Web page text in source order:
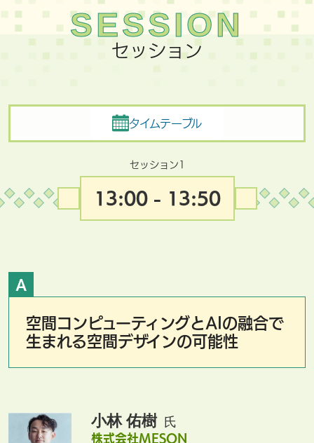
セッション
タイムテーブル
セッション1
13:00 - 13:50
A
空間コンピューティングとAIの融合で
生まれる空間デザインの可能性
小林 佑樹 氏
株式会社MESON